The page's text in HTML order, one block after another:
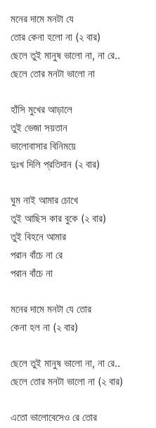
মনের দামে মনটা যে
তোর কেনা হলো না (২ বার)
ছেলে তুই মানুষ ভালো না, না রে..
ছেলে তোর মনটা ভালো না
হাঁসি মুখের আড়ালে
তুই ভেজা সয়তান
ভালোবাসার বিনিময়ে
দুঃখ দিলি প্রতিদান (২ বার)
ঘুম নাই আমার চোখে
তুই আছিস কার বুকে (২ বার)
তুই বিহনে আমার
পরান বাঁচে না রে
পরান বাঁচে না
মনের দামে মনটা যে তোর
কেনা হল না (২ বার)
ছেলে তুই মানুষ ভালো না, না রে..
ছেলে তোর মনটা ভালো না (২ বার)
এতো ভালোবেসেও রে তোর